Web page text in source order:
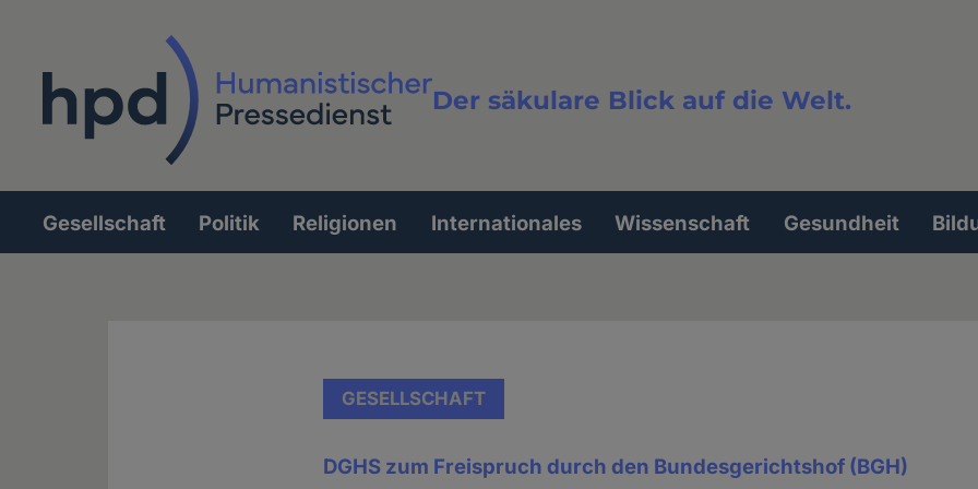
Der säkulare Blick auf die Welt.
Volltextsuche
Hauptnavigation
Gesellschaft Politik Religionen Internationales Wissenschaft Gesundheit
GESELLSCHAFT
DGHS zum Freispruch durch den Bundesgerichtshof (BGH)